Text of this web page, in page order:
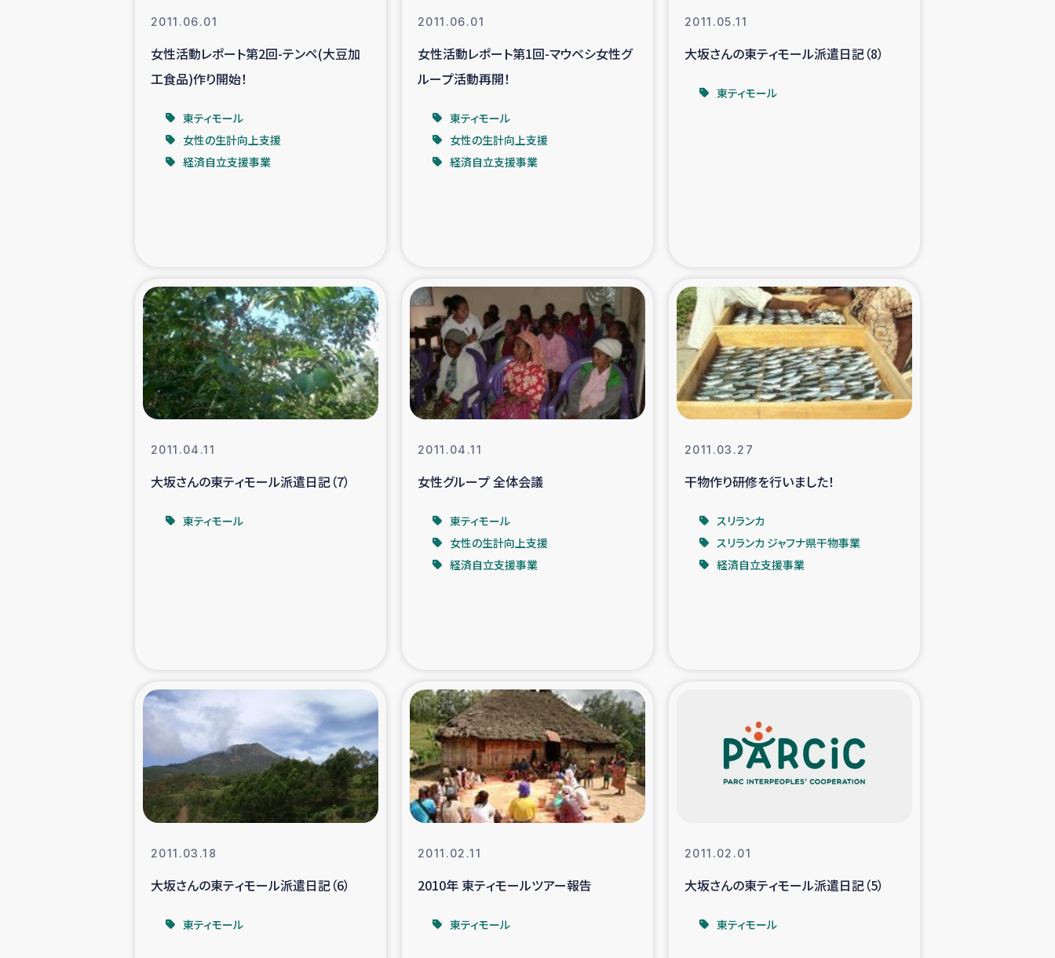
ガザ人道支援 令和6年能登半島地震 緊急支援
ミャンマー緊急支援
タイ国境ミャンマー移民子ども支援
海外ルーツの市民との共生 神原ゼミxパルシック
石巻市街地在宅被災者支援 復興応援隊の活動
仮設住宅生活支援・農業復興支援 漁業復興支援
インターン・ボランティア日誌 経済自立支援事業
ガザ地区における羊の畜産支援 ガザ地区での公園の緑化を通じた支援事業
ガザ地区における被災住民への緊急支援 ガザ地区酪農を通した女性グループの生計支援
民際教育
トルコ・シリア地震被災者支援 デニヤヤ小規模紅茶農家支援
コーヒー生産者支援 アイナロ県マウベシ郡でのコーヒー畑改善事業
アグロフォレストリー（カカオ）事業
2011.06.01
女性活動レポート第2回-テンペ(大豆加
工食品)作り開始！
東ティモール
女性の生計向上支援
経済自立支援事業
2011.06.01
女性活動レポート第1回-マウベシ女性グ
ループ活動再開！
東ティモール
女性の生計向上支援
経済自立支援事業
2011.05.11
大坂さんの東ティモール派遣日記（8）
東ティモール
2011.04.11
大坂さんの東ティモール派遣日記（7）
東ティモール
2011.04.11
女性グループ 全体会議
東ティモール
女性の生計向上支援
経済自立支援事業
2011.03.27
干物作り研修を行いました！
スリランカ
スリランカ ジャフナ県干物事業
経済自立支援事業
2011.03.18
大坂さんの東ティモール派遣日記（6）
東ティモール
2011.02.11
2010年 東ティモールツアー報告
東ティモール
2011.02.01
大坂さんの東ティモール派遣日記（5）
東ティモール